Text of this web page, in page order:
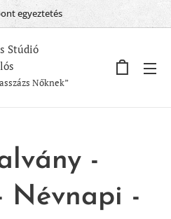
egyeztetés
Stúdió
Nőknek”
-
Névnapi -